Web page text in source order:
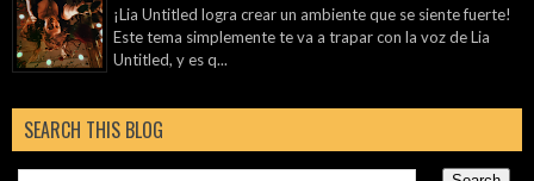
¡Lia Untitled logra crear un ambiente que se siente fuerte!
Este tema simplemente te va a trapar con la voz de Lia
Untitled, y es q...
SEARCH THIS BLOG